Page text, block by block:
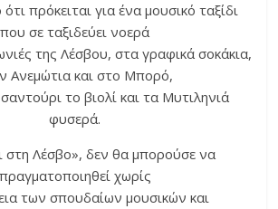
πρόκειται για ένα μουσικό ταξίδι
που σε ταξιδεύει νοερά
της Λέσβου, στα γραφικά σοκάκια,
Ανεμώτια και στο Μπορό,
το βιολί και τα Μυτιληνιά
φυσερά.
στη Λέσβο», δεν θα μπορούσε να
πραγματοποιηθεί χωρίς
των σπουδαίων μουσικών και